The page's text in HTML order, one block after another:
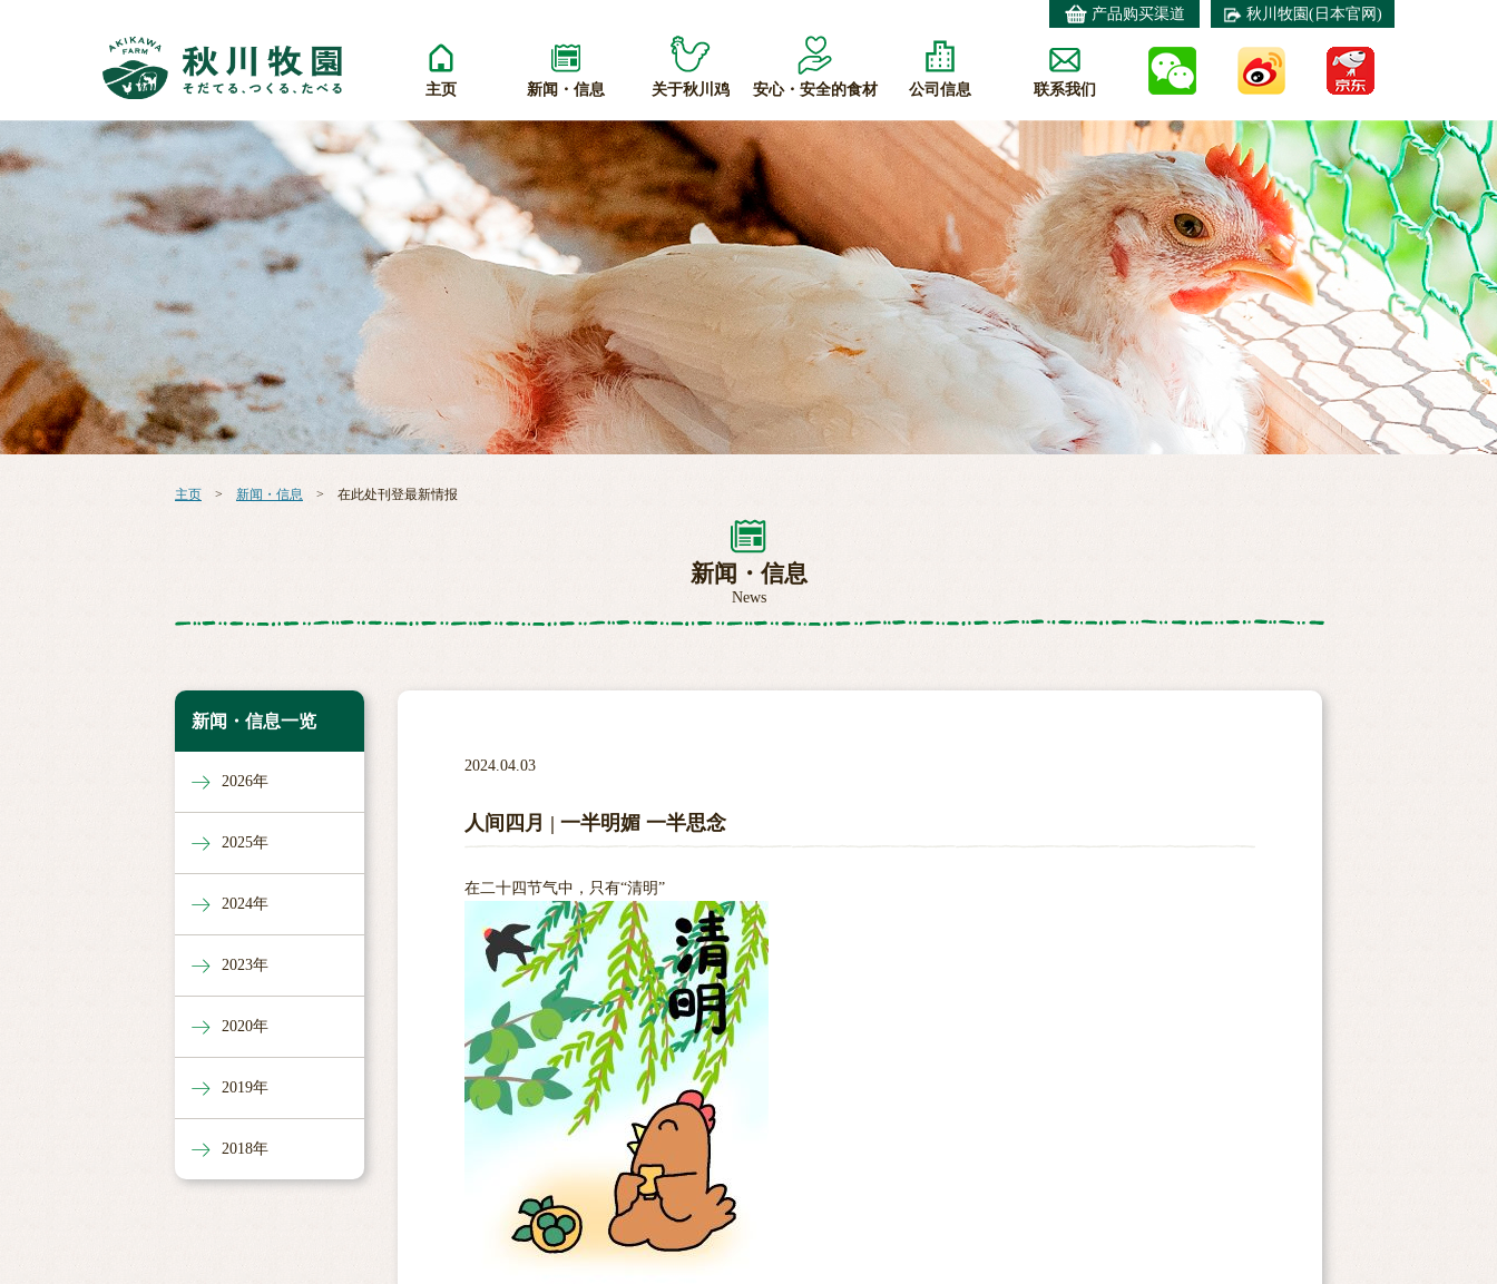
主页 新闻・信息 关于秋川鸡 安心・安全的食材 公司信息 联系我们
产品购买渠道 秋川牧園(日本官网)
主页 > 新闻・信息 > 在此处刊登最新情报
新闻・信息
News
新闻・信息一览
2026年
2025年
2024年
2023年
2020年
2019年
2018年
2024.04.03
人间四月 | 一半明媚 一半思念
在二十四节气中，只有“清明”